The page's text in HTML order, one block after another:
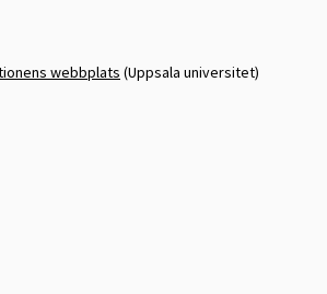
webbplats (Uppsala universitet)